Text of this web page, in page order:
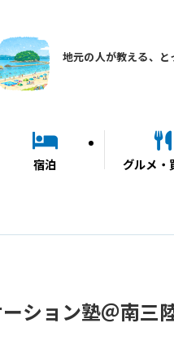
地元の人が教える、と
宿泊 グルメ・
ション塾＠南三